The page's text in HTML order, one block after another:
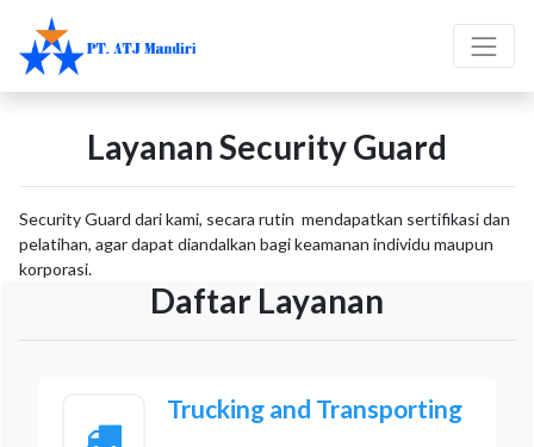
Layanan Security Guard
Security Guard dari kami, secara rutin mendapatkan sertifikasi dan
pelatihan, agar dapat diandalkan bagi keamanan individu maupun
korporasi.
Daftar Layanan
Trucking and Transporting